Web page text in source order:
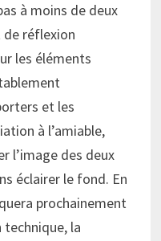
à moins de deux
réflexion
les éléments
et les
à l’amiable,
l’image des deux
éclairer le fond. En
prochainement
technique, la